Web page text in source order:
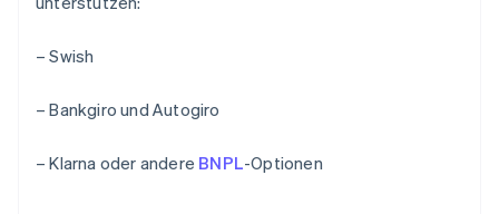
– Swish
– Bankgiro und Autogiro
– Klarna oder andere BNPL-Optionen